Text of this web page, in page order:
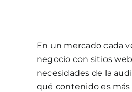
En un mercado cada
negocio con sitios
necesidades de la
qué contenido es